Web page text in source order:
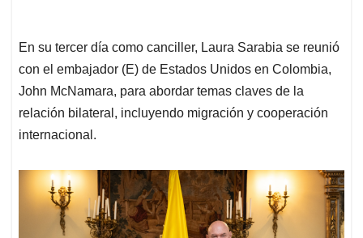
En su tercer día como canciller, Laura Sarabia se reunió
con el embajador (E) de Estados Unidos en Colombia,
John McNamara, para abordar temas claves de la
relación bilateral, incluyendo migración y cooperación
internacional.